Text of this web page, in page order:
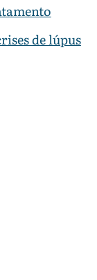
de lúpus